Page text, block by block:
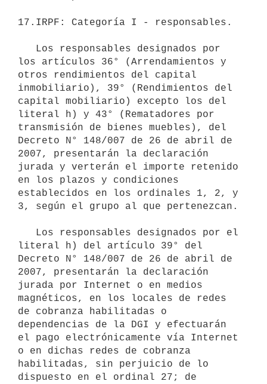
17.IRPF: Categoría I - responsables.
los artículos 36° (Arrendamientos y
otros rendimientos del capital
inmobiliario), 39° (Rendimientos del
capital mobiliario) excepto los del
literal h) y 43° (Rematadores por
transmisión de bienes muebles), del
Decreto N° 148/007 de 26 de abril de
2007, presentarán la declaración
jurada y verterán el importe retenido
en los plazos y condiciones
establecidos en los ordinales 1, 2, y
3, según el grupo al que pertenezcan.
literal h) del artículo 39° del
Decreto N° 148/007 de 26 de abril de
2007, presentarán la declaración
jurada por Internet o en medios
magnéticos, en los locales de redes
de cobranza habilitadas o
dependencias de la DGI y efectuarán
el pago electrónicamente vía Internet
o en dichas redes de cobranza
habilitadas, sin perjuicio de lo
dispuesto en el ordinal 27; de